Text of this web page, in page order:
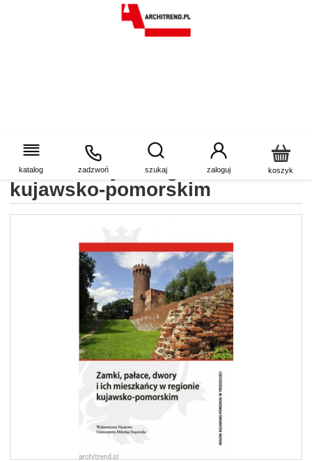
katalog zadzwoń szukaj zaloguj koszyk
Zamki, pałace, dwory i ich
mieszkańcy w regionie
kujawsko-pomorskim